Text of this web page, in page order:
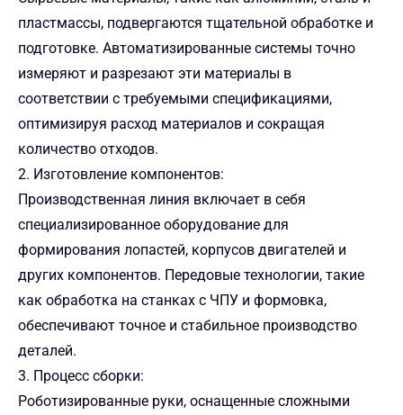
пластмассы, подвергаются тщательной обработке и
подготовке. Автоматизированные системы точно
измеряют и разрезают эти материалы в
соответствии с требуемыми спецификациями,
оптимизируя расход материалов и сокращая
количество отходов.
2. Изготовление компонентов:
Производственная линия включает в себя
специализированное оборудование для
формирования лопастей, корпусов двигателей и
других компонентов. Передовые технологии, такие
как обработка на станках с ЧПУ и формовка,
обеспечивают точное и стабильное производство
деталей.
3. Процесс сборки:
Роботизированные руки, оснащенные сложными